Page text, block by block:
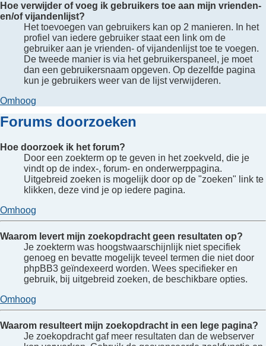
Hoe verwijder of voeg ik gebruikers toe aan mijn vrienden-
en/of vijandenlijst?
Het toevoegen van gebruikers kan op 2 manieren. In het
profiel van iedere gebruiker staat een link om de
gebruiker aan je vrienden- of vijandenlijst toe te voegen.
De tweede manier is via het gebruikerspaneel, je moet
dan een gebruikersnaam opgeven. Op dezelfde pagina
kun je gebruikers weer van de lijst verwijderen.
Omhoog
Forums doorzoeken
Hoe doorzoek ik het forum?
Door een zoekterm op te geven in het zoekveld, die je
vindt op de index-, forum- en onderwerppagina.
Uitgebreid zoeken is mogelijk door op de "zoeken" link te
klikken, deze vind je op iedere pagina.
Omhoog
Waarom levert mijn zoekopdracht geen resultaten op?
Je zoekterm was hoogstwaarschijnlijk niet specifiek
genoeg en bevatte mogelijk teveel termen die niet door
phpBB3 geïndexeerd worden. Wees specifieker en
gebruik, bij uitgebreid zoeken, de beschikbare opties.
Omhoog
Waarom resulteert mijn zoekopdracht in een lege pagina?
Je zoekopdracht gaf meer resultaten dan de webserver